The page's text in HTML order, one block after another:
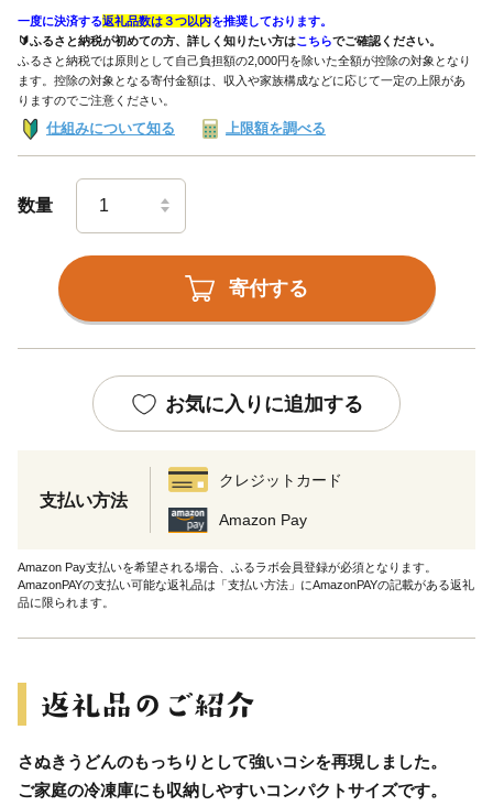
一度に決済する返礼品数は３つ以内を推奨しております。
🔰ふるさと納税が初めての方、詳しく知りたい方はこちらでご確認ください。
ふるさと納税では原則として自己負担額の2,000円を除いた全額が控除の対象となり
ます。控除の対象となる寄付金額は、収入や家族構成などに応じて一定の上限があ
りますのでご注意ください。
仕組みについて知る 上限額を調べる
数量
寄付する
お気に入りに追加する
支払い方法
クレジットカード
Amazon Pay
Amazon Pay支払いを希望される場合、ふるラボ会員登録が必須となります。
AmazonPAYの支払い可能な返礼品は「支払い方法」にAmazonPAYの記載がある返礼
品に限られます。
さぬきうどんのもっちりとして強いコシを再現しました。
ご家庭の冷凍庫にも収納しやすいコンパクトサイズです。